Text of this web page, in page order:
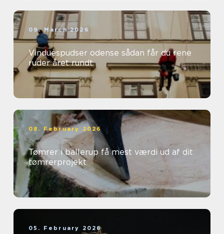
09. March 2026
Vinduespudser odense sådan får du rene
ruder året rundt
08. February 2026
Tømrer i ballerup få mest værdi ud af dit
tømrerprojekt
05. February 2026